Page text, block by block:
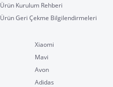
Ürün Kurulum Rehberi
Ürün Geri Çekme Bilgilendirmeleri
Xiaomi
Mavi
Avon
Adidas